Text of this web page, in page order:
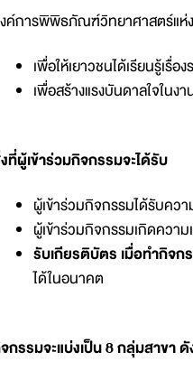
ค์การพิพิธภัณฑ์วิทยาศาสตร์แห่ง
เพื่อให้เยาวชนได้เรียนรู้เรื่
เพื่อสร้างแรงบันดาลใจในง
ที่ผู้เข้าร่วมกิจกรรมจะได้รับ
ผู้เข้าร่วมกิจกรรมได้รับควา
ผู้เข้าร่วมกิจกรรมเกิดควา
รับเกียรติบัตร เมื่อทำกิจ
ได้ในอนาคต
กรรมจะแบ่งเป็น 8 กลุ่มสาขา